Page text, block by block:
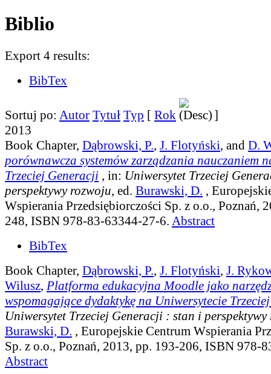
Biblio
Export 4 results:
BibTex
Sortuj po: Autor Tytuł Typ [ Rok
]
2013
Book Chapter, Dąbrowski, P., J. Flotyński, and D.
porównawcza systemów zarządzania nauczaniem
Trzeciej Generacji , in: Uniwersytet Trzeciej
perspektywy rozwoju, ed. Burawski, D. ,
Wspierania Przedsiębiorczości Sp. z o.o., Poznań,
248, ISBN 978-83-63344-27-6. Abstract
BibTex
Book Chapter, Dąbrowski, P., J. Flotyński, J.
Wilusz, Platforma edukacyjna Moodle jako
wspomagające dydaktykę na Uniwersytecie
Uniwersytet Trzeciej Generacji : stan i
Burawski, D. , Europejskie Centrum Wspierania
Sp. z o.o., Poznań, 2013, pp. 193-206, ISBN 978-
Abstract